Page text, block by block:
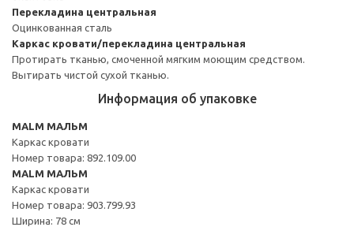
Перекладина центральная
Оцинкованная сталь
Каркас кровати/перекладина центральная
Протирать тканью, смоченной мягким моющим средством.
Вытирать чистой сухой тканью.
Информация об упаковке
MALM МАЛЬМ
Каркас кровати
Номер товара: 892.109.00
MALM МАЛЬМ
Каркас кровати
Номер товара: 903.799.93
Ширина: 78 см